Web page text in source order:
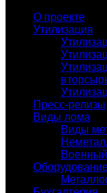
О проекте
Утилизация
Пресс-релизы
Виды лома
Виды